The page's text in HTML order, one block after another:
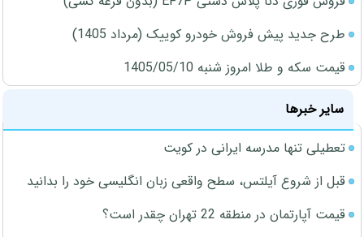
طرح جدید پیش فروش خودرو کوییک (مرداد 1405)
قیمت سکه و طلا امروز شنبه 1405/05/10
سایر خبرها
تعطیلی تنها مدرسه ایرانی در کویت
قبل از شروع آیلتس، سطح واقعی زبان انگلیسی خود را بدانید
قیمت آپارتمان در منطقه 22 تهران چقدر است؟